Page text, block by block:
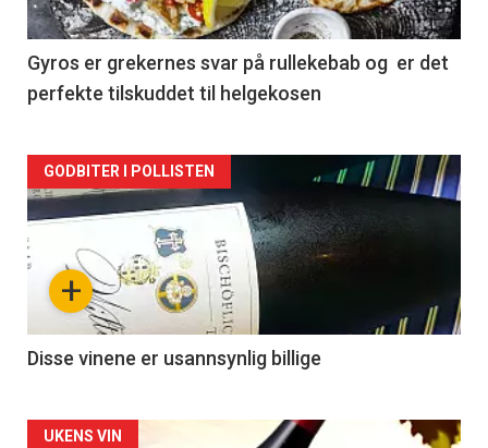
-
2
Gyros er grekernes svar på rullekebab og er det
perfekte tilskuddet til helgekosen
Forsiden
akkurat
nå
3
+
GODBITER I POLLISTEN
Disse vinene er usannsynlig billige
UKENS VIN